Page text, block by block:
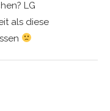
LG
als diese